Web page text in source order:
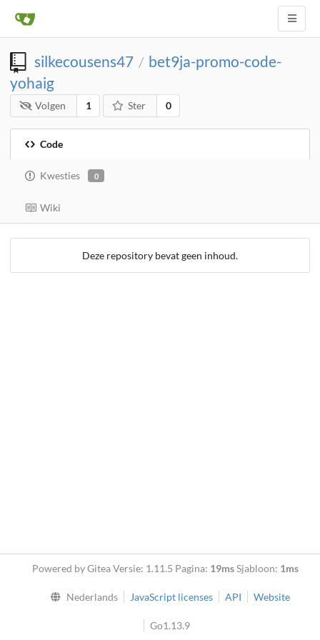
silkecousens47 / bet9ja-promo-code-
yohaig
Volgen 1 Ster 0
Code
Kwesties 0
Wiki
Deze repository bevat geen inhoud.
Powered by Gitea Versie: 1.11.5 Pagina: 19msSjabloon: 1ms
Nederlands JavaScript licenses API Website
Go1.13.9